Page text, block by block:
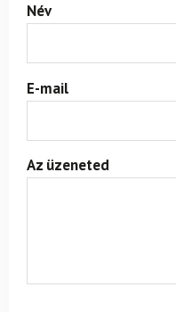
Név
E-mail
Az üzeneted